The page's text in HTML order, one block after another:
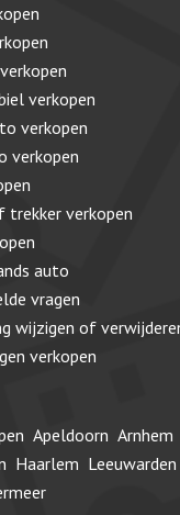
verkopen
verkopen
verkopen
trekker verkopen
auto
vragen
wijzigen of
verkopen
Apeldoorn Arnhem
Haarlem Leeuwarden